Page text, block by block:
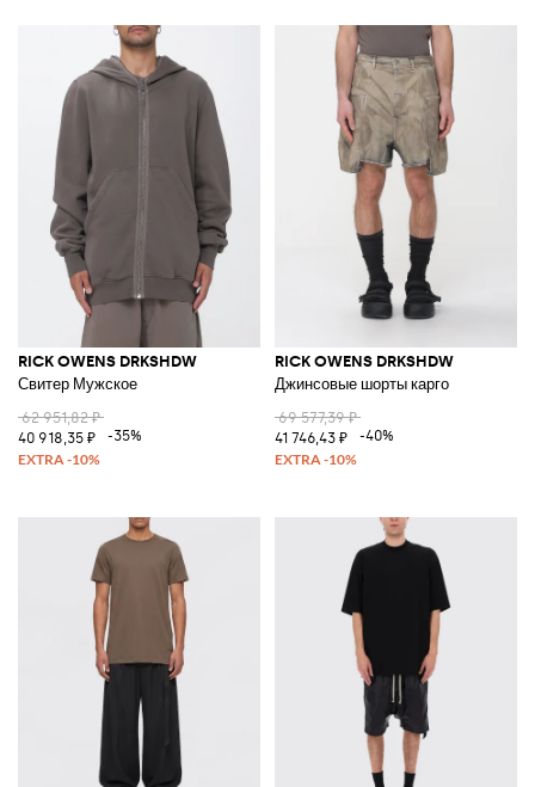
RICK OWENS DRKSHDW
Свитер Мужское
62 951,82 ₽
40 918,35 ₽
-35%
RICK OWENS DRKSHDW
Джинсовые шорты карго
69 577,39 ₽
41 746,43 ₽
-40%